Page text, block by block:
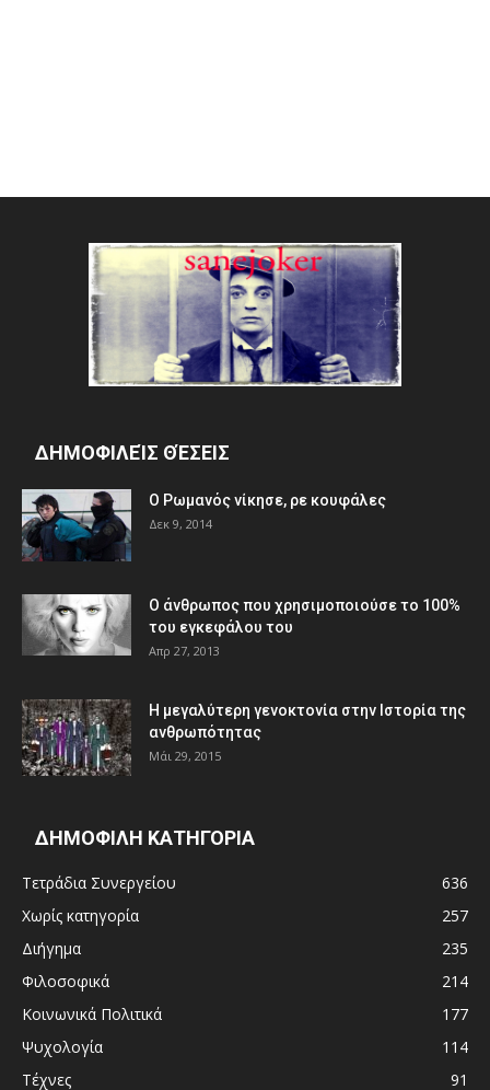
ΔΗΜΟΦΙΛΕΊΣ ΘΈΣΕΙΣ
Ο Ρωμανός νίκησε, ρε κουφάλες
Δεκ 9, 2014
Ο άνθρωπος που χρησιμοποιούσε το 100%
του εγκεφάλου του
Απρ 27, 2013
Η μεγαλύτερη γενοκτονία στην Ιστορία της
ανθρωπότητας
Μάι 29, 2015
ΔΗΜΟΦΙΛΗ ΚΑΤΗΓΟΡΙΑ
Τετράδια Συνεργείου
636
Χωρίς κατηγορία
257
Διήγημα
235
Φιλοσοφικά
214
Κοινωνικά Πολιτικά
177
Ψυχολογία
114
Τέχνες
91